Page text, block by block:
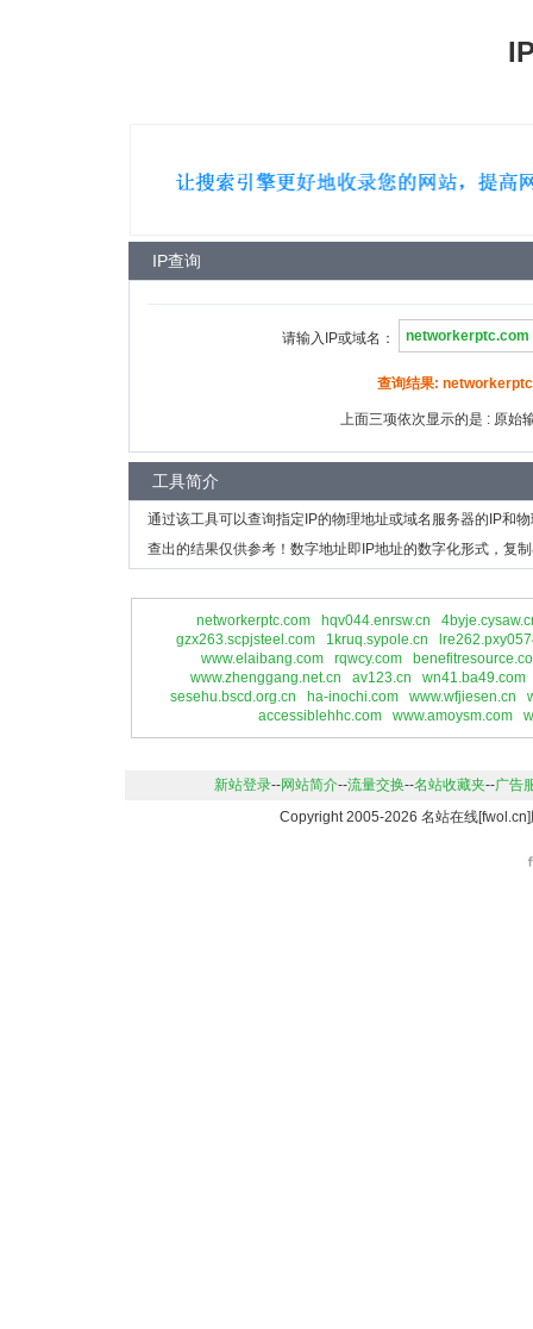
IP查询
请输入IP或域名：
查询结果:
上面三项依次显示的是 : 原始
工具简介
通过该工具可以查询指定IP的物理地址或域名服务器的IP和
查出的结果仅供参考！数字地址即IP地址的数字化形式，复
networkerptc.com hqv044.enrsw.cn
gzx263.scpjsteel.com
1kruq.sypole.cn
www.elaibang.com
rqwcy.com
www.zhenggang.net.cn
av123.cn
wn41.ba49.com
sesehu.bscd.org.cn
ha-inochi.com www.wfjiesen.cn
accessiblehhc.com
www.amoysm.com
新站登录--网站简介--流量交换--名站收藏夹--广告
Copyright 2005-2026 名站在线